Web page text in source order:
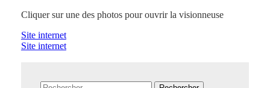
Cliquer sur une des photos pour ouvrir la visionneuse
Site internet
Site internet
Rechercher :